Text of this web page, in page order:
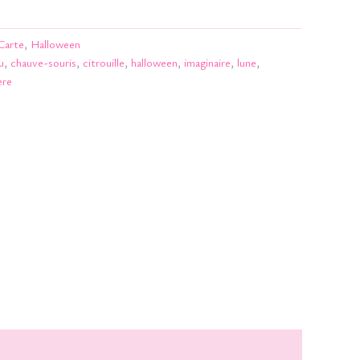
, Halloween
, chauve-souris, citrouille, halloween, imaginaire, lune,